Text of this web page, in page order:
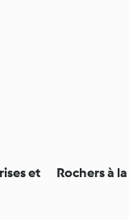
et
Rochers à